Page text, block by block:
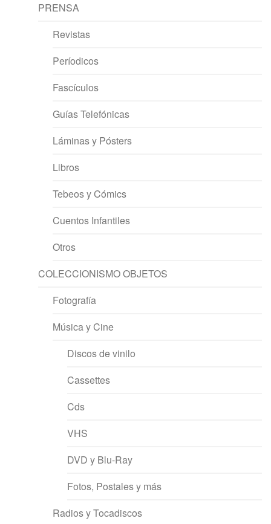
PRENSA
Revistas
Períodicos
Fascículos
Guías Telefónicas
Láminas y Pósters
Libros
Tebeos y Cómics
Cuentos Infantiles
Otros
COLECCIONISMO OBJETOS
Fotografía
Música y Cine
Discos de vinilo
Cassettes
Cds
VHS
DVD y Blu-Ray
Fotos, Postales y más
Radios y Tocadiscos